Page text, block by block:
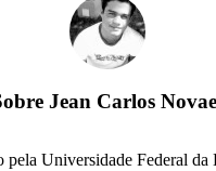
Jean Carlos
Universidade Federal